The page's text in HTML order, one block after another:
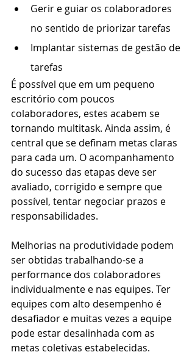
Gerir e guiar os colaboradores
no sentido de priorizar tarefas
Implantar sistemas de gestão de
tarefas
É possível que em um pequeno
escritório com poucos
colaboradores, estes acabem se
tornando multitask. Ainda assim, é
central que se definam metas claras
para cada um. O acompanhamento
do sucesso das etapas deve ser
avaliado, corrigido e sempre que
possível, tentar negociar prazos e
responsabilidades.
Melhorias na produtividade podem
ser obtidas trabalhando-se a
performance dos colaboradores
individualmente e nas equipes. Ter
equipes com alto desempenho é
desafiador e muitas vezes a equipe
pode estar desalinhada com as
metas coletivas estabelecidas.